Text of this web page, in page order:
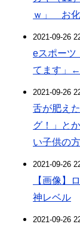
ｗ」 お化
2021-09-26
eスポーツ
てます」←
2021-09-26
舌が肥え
グ！」と
い子供の
2021-09-26
【画像】
神レベル
2021-09-26